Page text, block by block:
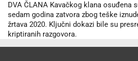
DVA ČLANA Kavačkog klana osuđena
sedam godina zatvora zbog teške
žrtava 2020. Ključni dokazi bile su
kriptiranih razgovora.